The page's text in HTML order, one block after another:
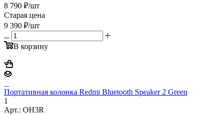
8 790 ₽/шт
Старая цена
9 390 ₽/шт
В корзину
Портативная колонка Redmi Bluetooth Speaker 2 Green
1
Арт.: OH3R